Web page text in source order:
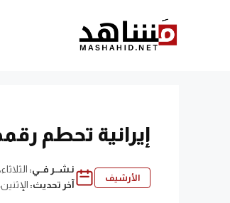
إيرانية تحطم
الأرشيف
نـشــر فــي: الثلاثاء، 28 ديسمبر 2021 | 1:00 ص
آخر تحديث: الإثنين، 27 ديسمبر 2021 | 11:10 م